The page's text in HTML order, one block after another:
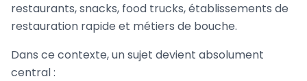
restaurants, snacks, food trucks, établissements de
restauration rapide et métiers de bouche.
Dans ce contexte, un sujet devient absolument
central :